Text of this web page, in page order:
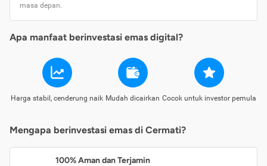
masa depan.
Apa manfaat berinvestasi emas digital?
Harga stabil, cenderung naik Mudah dicairkan Cocok untuk investor pemula
Mengapa berinvestasi emas di Cermati?
100% Aman dan Terjamin